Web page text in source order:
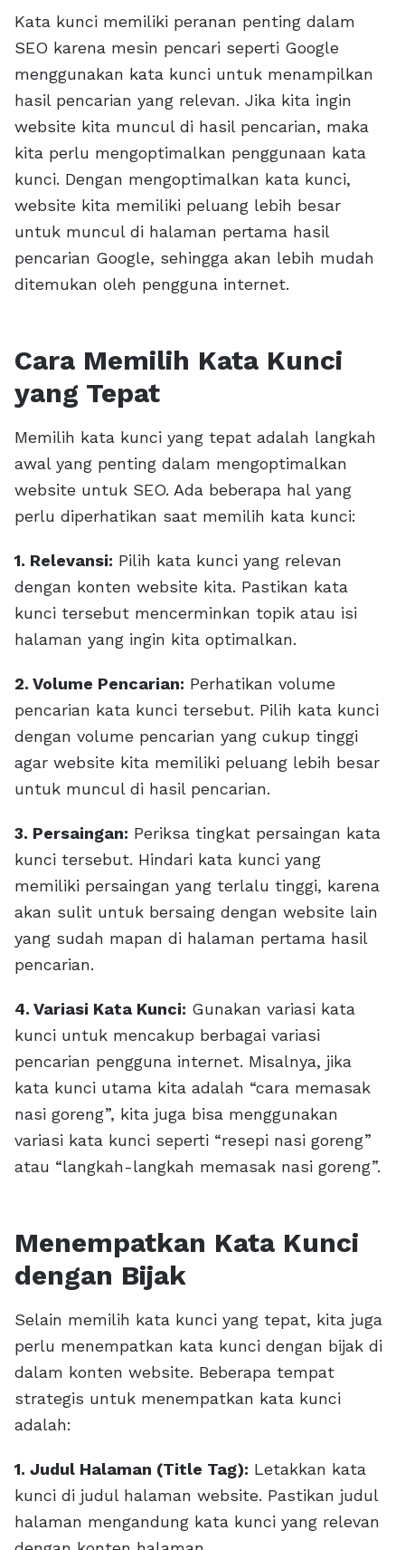
Kata kunci memiliki peranan penting dalam
SEO karena mesin pencari seperti Google
menggunakan kata kunci untuk menampilkan
hasil pencarian yang relevan. Jika kita ingin
website kita muncul di hasil pencarian, maka
kita perlu mengoptimalkan penggunaan kata
kunci. Dengan mengoptimalkan kata kunci,
website kita memiliki peluang lebih besar
untuk muncul di halaman pertama hasil
pencarian Google, sehingga akan lebih mudah
ditemukan oleh pengguna internet.
Cara Memilih Kata Kunci
yang Tepat
Memilih kata kunci yang tepat adalah langkah
awal yang penting dalam mengoptimalkan
website untuk SEO. Ada beberapa hal yang
perlu diperhatikan saat memilih kata kunci:
1. Relevansi: Pilih kata kunci yang relevan
dengan konten website kita. Pastikan kata
kunci tersebut mencerminkan topik atau isi
halaman yang ingin kita optimalkan.
2. Volume Pencarian: Perhatikan volume
pencarian kata kunci tersebut. Pilih kata kunci
dengan volume pencarian yang cukup tinggi
agar website kita memiliki peluang lebih besar
untuk muncul di hasil pencarian.
3. Persaingan: Periksa tingkat persaingan kata
kunci tersebut. Hindari kata kunci yang
memiliki persaingan yang terlalu tinggi, karena
akan sulit untuk bersaing dengan website lain
yang sudah mapan di halaman pertama hasil
pencarian.
4. Variasi Kata Kunci: Gunakan variasi kata
kunci untuk mencakup berbagai variasi
pencarian pengguna internet. Misalnya, jika
kata kunci utama kita adalah “cara memasak
nasi goreng”, kita juga bisa menggunakan
variasi kata kunci seperti “resepi nasi goreng”
atau “langkah-langkah memasak nasi goreng”.
Menempatkan Kata Kunci
dengan Bijak
Selain memilih kata kunci yang tepat, kita juga
perlu menempatkan kata kunci dengan bijak di
dalam konten website. Beberapa tempat
strategis untuk menempatkan kata kunci
adalah:
1. Judul Halaman (Title Tag): Letakkan kata
kunci di judul halaman website. Pastikan judul
halaman mengandung kata kunci yang relevan